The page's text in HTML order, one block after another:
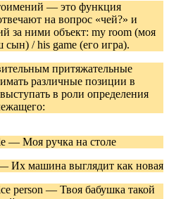
— это функция
на вопрос «чей?» и
за ними объект: my room (моя
сын) / his game (его игра).
притяжательные
различные позиции в
в роли определения
— Моя ручка на столе
Их машина выглядит как новая
person — Твоя бабушка такой